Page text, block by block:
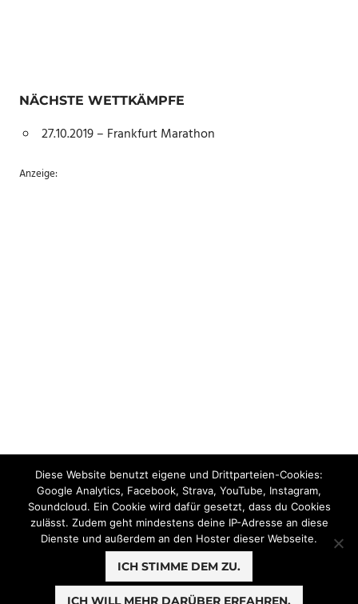
NÄCHSTE WETTKÄMPFE
27.10.2019 – Frankfurt Marathon
Anzeige:
Diese Website benutzt eigene und Drittparteien-Cookies:
Google Analytics, Facebook, Strava, YouTube, Instagram,
Soundcloud. Ein Cookie wird dafür gesetzt, dass du Cookies
zulässt. Zudem geht mindestens deine IP-Adresse an diese
Dienste und außerdem an den Hoster dieser Webseite.
ICH STIMME DEM ZU.
ICH WILL MEHR DARÜBER ERFAHREN.